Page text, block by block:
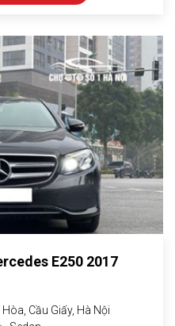
E250 2017
Cầu Giấy, Hà Nội